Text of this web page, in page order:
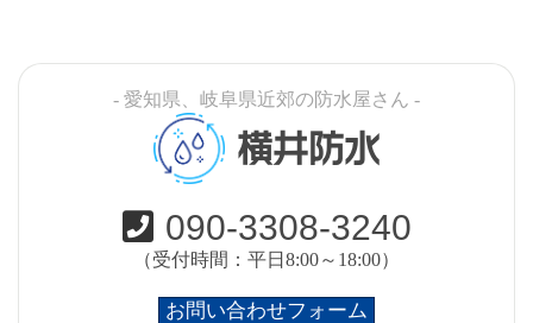
- 愛知県、岐阜県近郊の防水屋さん -
横井防水
090-3308-3240
（受付時間：平日8:00～18:00）
お問い合わせフォーム